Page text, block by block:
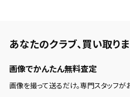
あなたのクラブ、 買い取りま
画像でかんたん無料査定
画像を撮って送るだけ。専門スタッフが